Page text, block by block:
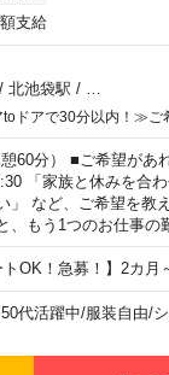
支給
/ 北池袋駅 /
ドアで30分以内！≫ご
60分） ■ご希望があ
「家族と休みを合
」 など、ご希望を教
、もう1つのお仕事の
トOK！急募！】2カ
代活躍中/服装自由/